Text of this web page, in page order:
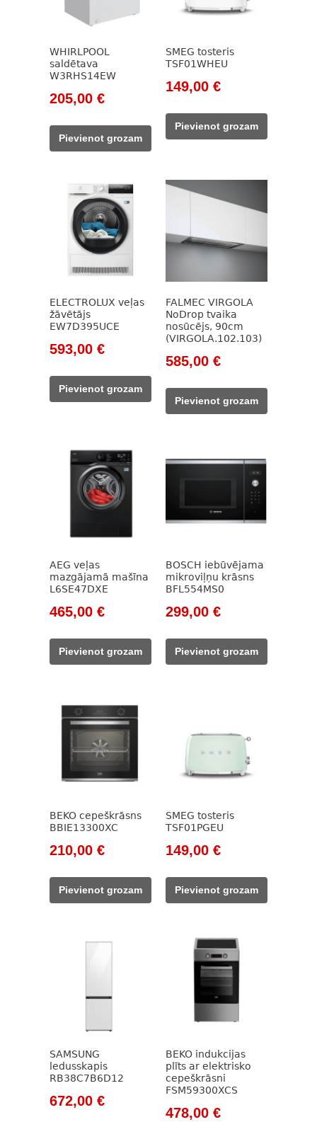
WHIRLPOOL
saldētava
W3RHS14EW
Original
was:
251,00 €.
205,00 €Current
205,00 €.
Pievienot grozam
SMEG tosteris
TSF01WHEU
Original
was:
171,00 €.
149,00 €Current
149,00 €.
Pievienot grozam
ELECTROLUX veļas
žāvētājs
EW7D395UCE
Original
was:
854,00 €.
593,00 €Current
593,00 €.
Pievienot grozam
FALMEC VIRGOLA
NoDrop tvaika
nosūcējs, 90cm
(VIRGOLA.102.103)
Original
was:
949,00 €.
585,00 €Current
585,00 €.
Pievienot grozam
AEG veļas
mazgājamā mašīna
L6SE47DXE
Original
was:
589,00 €.
465,00 €Current
465,00 €.
Pievienot grozam
BOSCH iebūvējama
mikroviļņu krāsns
BFL554MS0
Original
was:
390,00 €.
299,00 €Current
299,00 €.
Pievienot grozam
BEKO cepeškrāsns
BBIE13300XC
Original
was:
785,00 €.
210,00 €Current
210,00 €.
Pievienot grozam
SMEG tosteris
TSF01PGEU
Original
was:
171,00 €.
149,00 €Current
149,00 €.
Pievienot grozam
SAMSUNG
ledusskapis
RB38C7B6D12
Original
672,00 €Current
BEKO indukcijas
plīts ar elektrisko
cepeškrāsni
FSM59300XCS
Original
478,00 €Current